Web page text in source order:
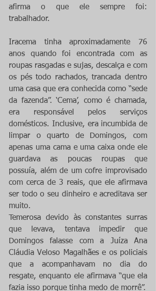
afirma o que ele sempre foi:
trabalhador.
Iracema tinha aproximadamente 76
anos quando foi encontrada com as
roupas rasgadas e sujas, descalça e com
os pés todo rachados, trancada dentro
uma casa que era conhecida como “sede
da fazenda”. ‘Cema’, como é chamada,
era responsável pelos serviços
domésticos. Inclusive, era incumbida de
limpar o quarto de Domingos, com
apenas uma cama e uma caixa onde ele
guardava as poucas roupas que
possuía, além de um cofre improvisado
com cerca de 3 reais, que ele afirmava
ser todo o seu dinheiro e acreditava ser
muito.
Temerosa devido às constantes surras
que levava, tentava impedir que
Domingos falasse com a Juíza Ana
Cláudia Veloso Magalhães e os policiais
que a acompanhavam no dia do
resgate, enquanto ele afirmava “que ela
fazia isso porque tinha medo de morrê”.